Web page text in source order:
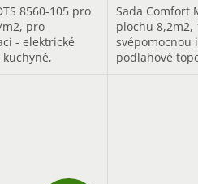
8560-105 pro
m2, pro
- elektrické
Sada Comfort
plochu 8,2m2,
svépomocnou
podlahové